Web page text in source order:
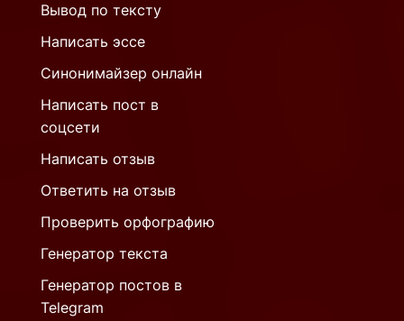
Вывод по тексту
Написать эссе
Синонимайзер онлайн
Написать пост в
соцсети
Написать отзыв
Ответить на отзыв
Проверить орфографию
Генератор текста
Генератор постов в
Telegram